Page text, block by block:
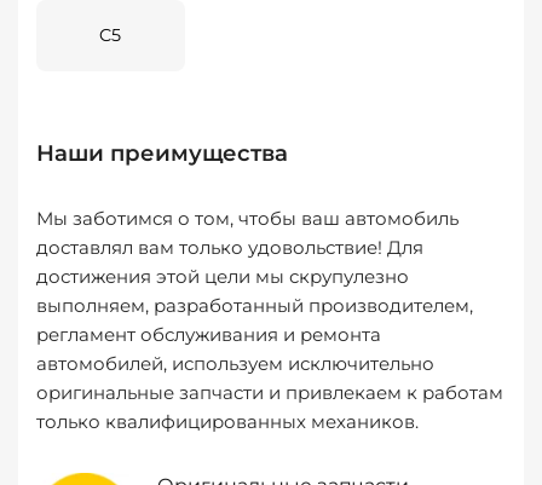
C5
Наши преимущества
Мы заботимся о том, чтобы ваш автомобиль
доставлял вам только удовольствие! Для
достижения этой цели мы скрупулезно
выполняем, разработанный производителем,
регламент обслуживания и ремонта
автомобилей, используем исключительно
оригинальные запчасти и привлекаем к работам
только квалифицированных механиков.